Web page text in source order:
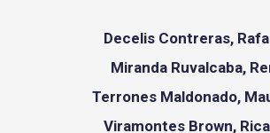
Decelis Contreras,
Miranda Ruvalcaba,
Terrones Maldonado,
Viramontes Brown,